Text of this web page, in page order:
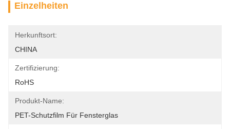
Einzelheiten
Herkunftsort:
CHINA
Zertifizierung:
RoHS
Produkt-Name:
PET-Schutzfilm Für Fensterglas